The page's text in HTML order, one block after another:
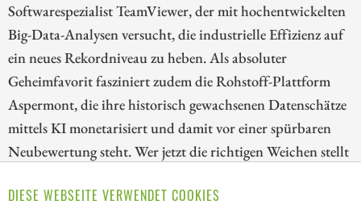
DIESE WEBSEITE VERWENDET COOKIES
Softwarespezialist TeamViewer, der mit hochentwickelten
Big-Data-Analysen versucht, die industrielle Effizienz auf
ein neues Rekordniveau zu heben. Als absoluter
Geheimfavorit fasziniert zudem die Rohstoff-Plattform
Aspermont, die ihre historisch gewachsenen Datenschätze
mittels KI monetarisiert und damit vor einer spürbaren
Neubewertung steht. Wer jetzt die richtigen Weichen stellt
niedrigen Einstieg zu interessanten Turnaround-